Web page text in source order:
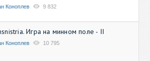
Коноплев 9 832
Игра на минном поле - II
Коноплев 10 795